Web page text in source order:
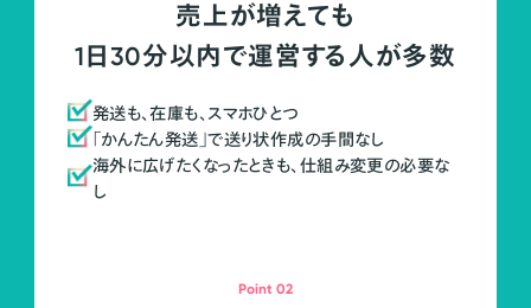
売上が増えても
1日30分以内で運営する人が多数
発送も、在庫も、スマホひとつ
「かんたん発送」で送り状作成の手間なし
海外に広げたくなったときも、仕組み変更の必要な
し
Point 02